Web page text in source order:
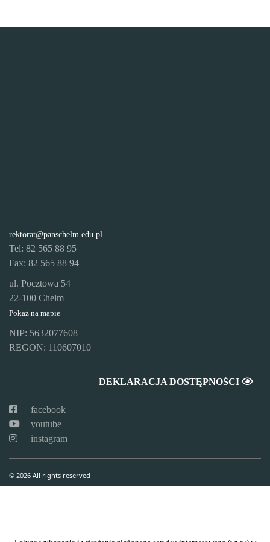
rektorat@panschelm.edu.pl
Tel: 82 565 88 95
Fax: 82 565 88 94
ul. Pocztowa 54
22-100 Chełm
Pokaż na mapie
NIP: 5632077608
REGON: 110607010
DEKLARACJA DOSTĘPNOŚCI
facebook
youtube
instagram
© 2026 All rights reserved